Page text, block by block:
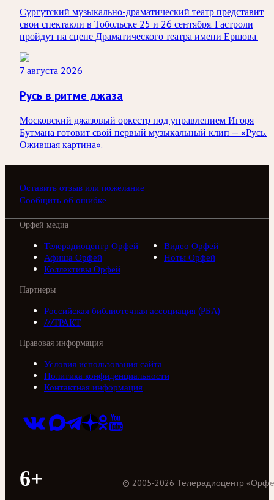
Сургутский музыкально-драматический театр представит
свои спектакли в Тобольске 25 и 26 сентября. Гастроли
пройдут на сцене Драматического театра имени Ершова.
7 августа 2026
Русь в ритме джаза
Московский джазовый оркестр под управлением Игоря
Бутмана готовит свой первый музыкальный клип — «Русь.
Ожившая картина».
Оставить отзыв или пожелание
Сообщить об ошибке
Орфей медиа
Телерадиоцентр Орфей
Видео Орфей
Афиша Орфей
Ноты Орфей
Коллективы Орфей
Партнеры
Российская библиотечная ассоциация (РБА)
///ТРАКТ
Правовая информация
Условия использования сайта
Политика конфиденциальности
Контактная информация
6+ © 2005-2026 Телерадиоцентр